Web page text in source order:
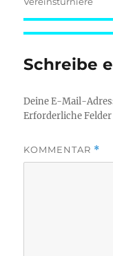
Schreibe
Deine E-Mail-
Erforderliche
KOMMENTAR *